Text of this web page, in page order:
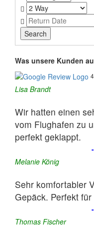
Was unsere Kunden
Lisa Brandt
Wir hatten einen
vom Flughafen zu
perfekt geklappt.
Melanie König
Sehr komfortabler
Gepäck. Perfekt
Thomas Fischer